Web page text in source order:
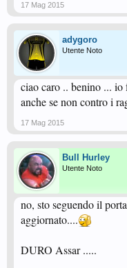
17 Mag 2015
adygoro
Utente Noto
ciao caro .. benino ...
anche se non contro i
17 Mag 2015
Bull Hurley
Utente Noto
no, sto seguendo il
aggiornato....
DURO Assar .....